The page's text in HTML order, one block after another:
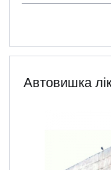
Автовишка